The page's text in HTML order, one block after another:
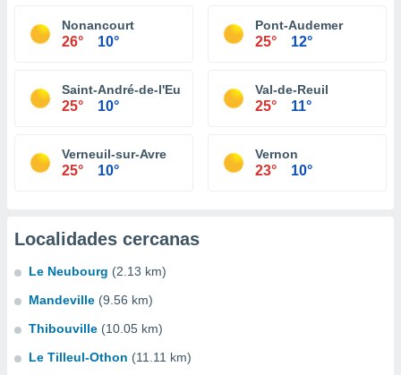
Nonancourt
26° 10°
Pont-Audemer
25° 12°
Saint-André-de-l'Eure
25° 10°
Val-de-Reuil
25° 11°
Verneuil-sur-Avre
25° 10°
Vernon
23° 10°
Localidades cercanas
Le Neubourg (2.13 km)
Mandeville (9.56 km)
Thibouville (10.05 km)
Le Tilleul-Othon (11.11 km)